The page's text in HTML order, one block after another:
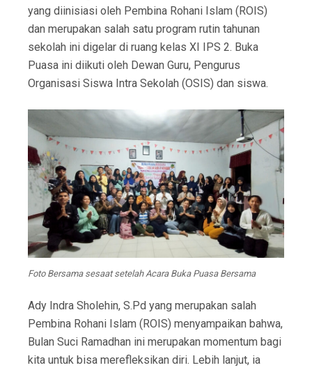
yang diinisiasi oleh Pembina Rohani Islam (ROIS)
dan merupakan salah satu program rutin tahunan
sekolah ini digelar di ruang kelas XI IPS 2. Buka
Puasa ini diikuti oleh Dewan Guru, Pengurus
Organisasi Siswa Intra Sekolah (OSIS) dan siswa.
Foto Bersama sesaat setelah Acara Buka Puasa Bersama
Ady Indra Sholehin, S.Pd yang merupakan salah
Pembina Rohani Islam (ROIS) menyampaikan bahwa,
Bulan Suci Ramadhan ini merupakan momentum bagi
kita untuk bisa merefleksikan diri. Lebih lanjut, ia